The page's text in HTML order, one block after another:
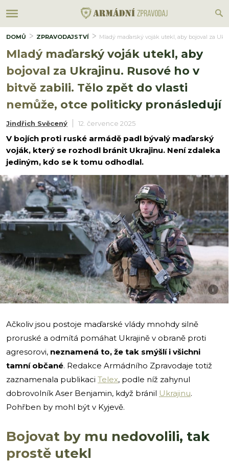
DOMŮ ZPRAVODAJSTVÍ Mladý maďarský voják utekl, aby bojoval za
Mladý maďarský voják utekl, aby
bojoval za Ukrajinu. Rusové ho v
bitvě zabili. Tělo zpět do vlasti
nemůže, otce politicky pronásledují
Jindřich Svěcený 12. července 2025
V bojích proti ruské armádě padl bývalý maďarský
voják, který se rozhodl bránit Ukrajinu. Není zdaleka
jediným, kdo se k tomu odhodlal.
i
Ačkoliv jsou postoje maďarské vlády mnohdy silně
proruské a odmítá pomáhat Ukrajině v obraně proti
agresorovi, neznamená to, že tak smýšlí i všichni
tamní občané. Redakce Armádního Zpravodaje totiž
zaznamenala publikaci Telex, podle níž zahynul
dobrovolník Aser Benjamin, když bránil Ukrajinu.
Pohřben by mohl být v Kyjevě.
Bojovat by mu nedovolili, tak
prostě utekl